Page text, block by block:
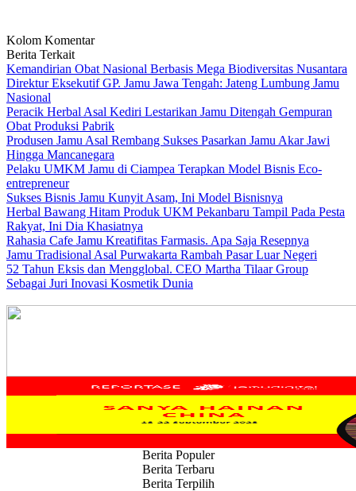
Kolom Komentar
Berita Terkait
Kemandirian Obat Nasional Berbasis Mega Biodiversitas Nusantara
Direktur Eksekutif GP. Jamu Jawa Tengah: Jateng Lumbung Jamu
Nasional
Peracik Herbal Asal Kediri Lestarikan Jamu Ditengah Gempuran
Obat Produksi Pabrik
Produsen Jamu Asal Rembang Sukses Pasarkan Jamu Akar Jawi
Hingga Mancanegara
Pelaku UMKM Jamu di Ciampea Terapkan Model Bisnis Eco-
entrepreneur
Sukses Bisnis Jamu Kunyit Asam, Ini Model Bisnisnya
Herbal Bawang Hitam Produk UKM Pekanbaru Tampil Pada Pesta
Rakyat, Ini Dia Khasiatnya
Rahasia Cafe Jamu Kreatifitas Farmasis. Apa Saja Resepnya
Jamu Tradisional Asal Purwakarta Rambah Pasar Luar Negeri
52 Tahun Eksis dan Mengglobal. CEO Martha Tilaar Group
Sebagai Juri Inovasi Kosmetik Dunia
Berita Populer
Berita Terbaru
Berita Terpilih